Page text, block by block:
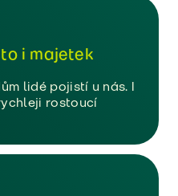
i majetek
lidé pojistí u nás. I
rostoucí